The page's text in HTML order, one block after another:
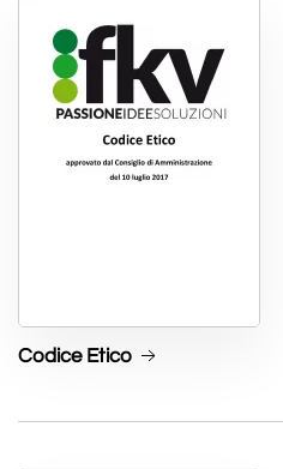
Codice Etico